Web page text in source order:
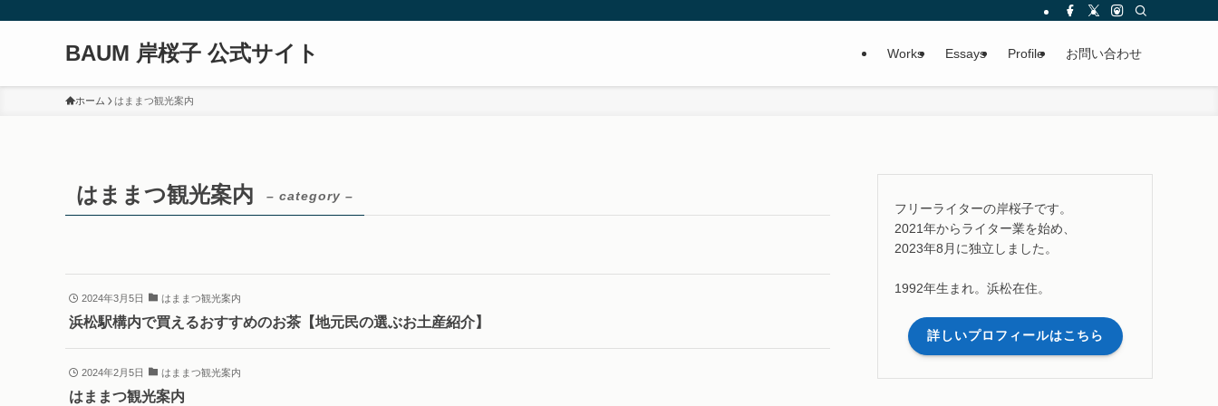
BAUM 岸桜子 公式サイト Works Essays Profile お問い合わせ
ホーム はままつ観光案内
はままつ観光案内 – category –
2024年3月5日 はままつ観光案内
浜松駅構内で買えるおすすめのお茶【地元民の選ぶお土産紹介】
2024年2月5日 はままつ観光案内
はままつ観光案内
フリーライターの岸桜子です。
2021年からライター業を始め、
2023年8月に独立しました。
1992年生まれ。浜松在住。
詳しいプロフィールはこちら